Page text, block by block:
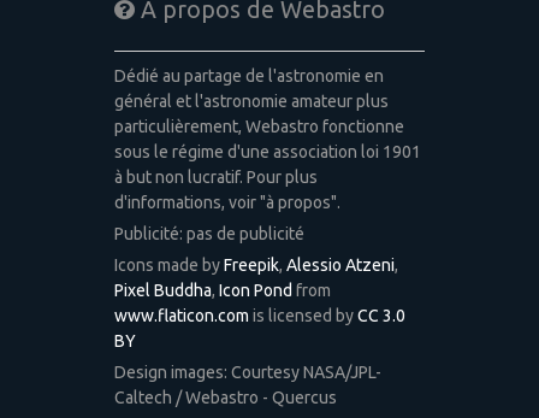
A propos de Webastro
Dédié au partage de l'astronomie en
général et l'astronomie amateur plus
particulièrement, Webastro fonctionne
sous le régime d'une association loi 1901
à but non lucratif. Pour plus
d'informations, voir "à propos".
Publicité: pas de publicité
Icons made byFreepik, Alessio Atzeni,
Pixel Buddha, Icon Pond from
www.flaticon.com is licensed byCC 3.0
BY
Design images: Courtesy NASA/JPL-
Caltech / Webastro - Quercus